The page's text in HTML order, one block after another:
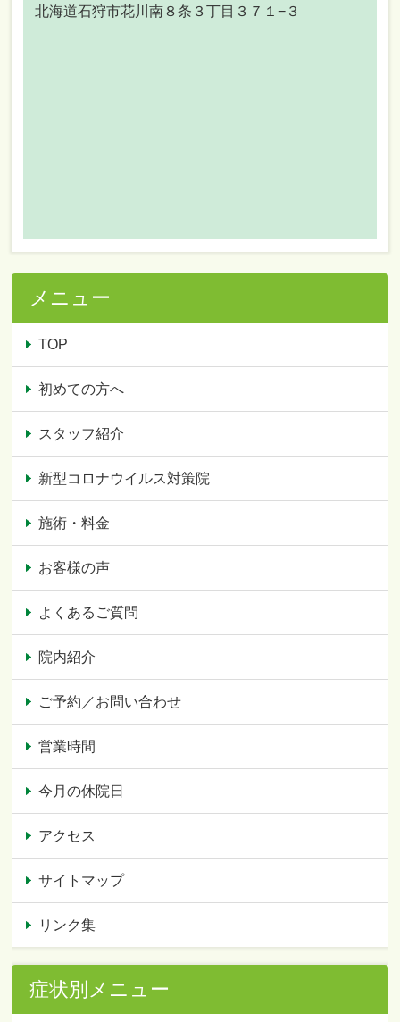
北海道石狩市花川南８条３丁目３７１−３
メニュー
TOP
初めての方へ
スタッフ紹介
新型コロナウイルス対策院
施術・料金
お客様の声
よくあるご質問
院内紹介
ご予約／お問い合わせ
営業時間
今月の休院日
アクセス
サイトマップ
リンク集
症状別メニュー